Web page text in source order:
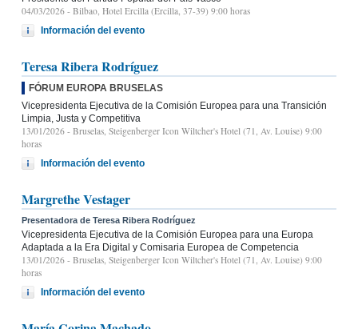
04/03/2026 - Bilbao, Hotel Ercilla (Ercilla, 37-39) 9:00 horas
Información del evento
Teresa Ribera Rodríguez
FÓRUM EUROPA BRUSELAS
Vicepresidenta Ejecutiva de la Comisión Europea para una Transición
Limpia, Justa y Competitiva
13/01/2026 - Bruselas, Steigenberger Icon Wiltcher's Hotel (71, Av. Louise) 9:00
horas
Información del evento
Margrethe Vestager
Presentadora de Teresa Ribera Rodríguez
Vicepresidenta Ejecutiva de la Comisión Europea para una Europa
Adaptada a la Era Digital y Comisaria Europea de Competencia
13/01/2026 - Bruselas, Steigenberger Icon Wiltcher's Hotel (71, Av. Louise) 9:00
horas
Información del evento